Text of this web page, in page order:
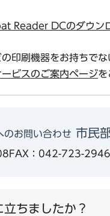
Reader DCのダウンロ
印刷機器をお持ちで
ビスのご案内ページを
のお問い合わせ 市民
FAX：042-723-2946
ちましたか？